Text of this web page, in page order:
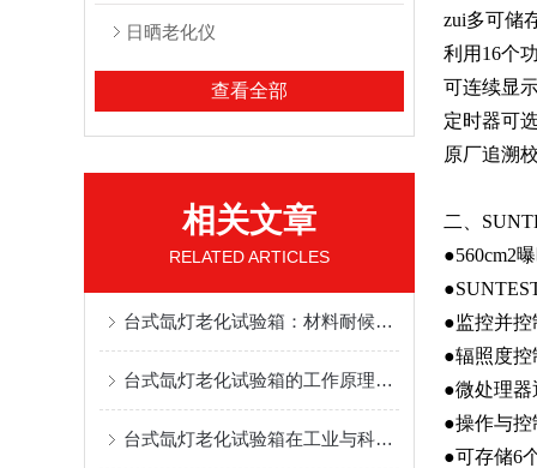
日晒老化仪
查看全部
相关文章
RELATED ARTICLES
台式氙灯老化试验箱：材料耐候性测试的精准助手
台式氙灯老化试验箱的工作原理与性能分析
台式氙灯老化试验箱在工业与科研中的重要作用
zui多可储
利用16个
可连续显
定时器可
原厂追溯
二、
●560cm2
●监控并
●辐照度控
●微处理
●操作与
●可存储6